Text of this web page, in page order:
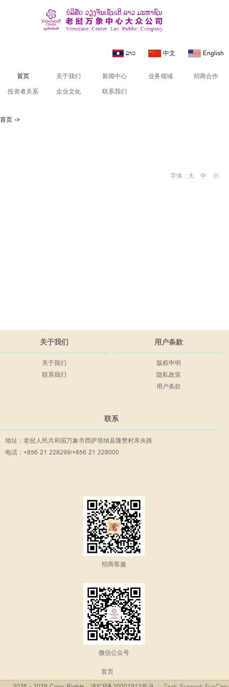
ລາວ 中文 English
首页 关于我们 新闻中心 业务领域
招商合作
投资者关系
企业文化 联系我们
首页 ->
字体 : 大 中 小
关于我们
关于我们
联系我们
用户条款
版权申明
隐私政策
用户条款
联系
地址：老挝人民共和国万象市西萨塔纳县隆赞村库央路
电话：+856 21 228299/+856 21 228000
招商客服
微信公众号
首页